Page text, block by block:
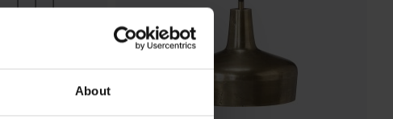
About